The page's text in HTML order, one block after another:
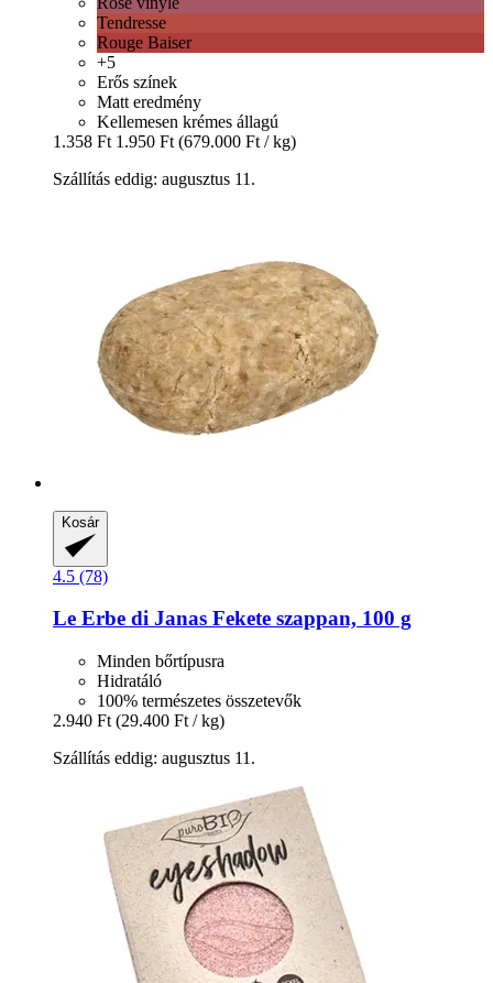
Tendresse
Rouge Baiser
+5
Erős színek
Matt eredmény
Kellemesen krémes állagú
1.358 Ft 1.950 Ft (679.000 Ft / kg)
Szállítás eddig: augusztus 11.
Kosár
4.5 (78)
Le Erbe di Janas Fekete szappan, 100 g
Minden bőrtípusra
Hidratáló
100% természetes összetevők
2.940 Ft (29.400 Ft / kg)
Szállítás eddig: augusztus 11.